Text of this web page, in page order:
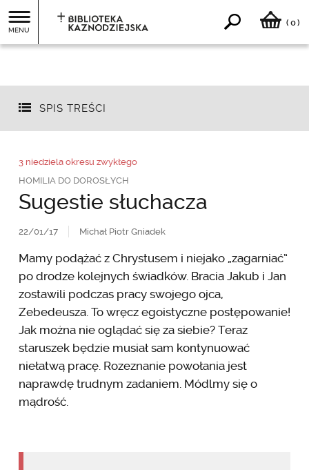
MENU
( 0)
SPIS TREŚCI
3 niedziela okresu zwykłego
HOMILIA DO DOROSŁYCH
Sugestie słuchacza
22/01/17 Michał Piotr Gniadek
Mamy podążać z Chrystusem i niejako „zagarniać”
po drodze kolejnych świadków. Bracia Jakub i Jan
zostawili podczas pracy swojego ojca,
Zebedeusza. To wręcz egoistyczne postępowanie!
Jak można nie oglądać się za siebie? Teraz
staruszek będzie musiał sam kontynuować
niełatwą pracę. Rozeznanie powołania jest
naprawdę trudnym zadaniem. Módlmy się o
mądrość.